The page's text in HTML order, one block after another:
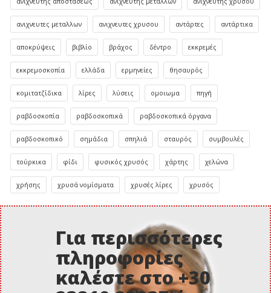
ανιχνευτες μεταλλων ανιχνευτες χρυσου αντάρτες αντάρτικα
αποκρύψεις βιβλίο βράχος δέντρο εκκρεμές
εκκρεμοσκοπία ελλάδα ερμηνείες θησαυρός
κομιτατζίδικα λίρες λύσεις ομοιωμα πηγή
ραβδοσκοπία ραβδοσκοπικά ραβδοσκοπικά όργανα
ραβδοσκοπικό σημάδια σπηλιά σταυρός συμβουλές
τούρκικα φίδι φυσικός χρυσός χάρτης χελώνα
χρήσης χρυσά νομίσματα χρυσές λίρες χρυσός
Για περισσότερες
πληροφορίες
καλέστε στο +30